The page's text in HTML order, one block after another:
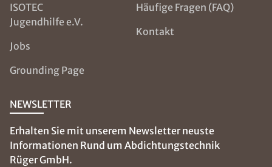
ISOTEC
Jugendhilfe e.V.
Jobs
Grounding Page
Häufige Fragen (FAQ)
Kontakt
NEWSLETTER
Erhalten Sie mit unserem Newsletter neuste
Informationen Rund um Abdichtungstechnik
Rüger GmbH.